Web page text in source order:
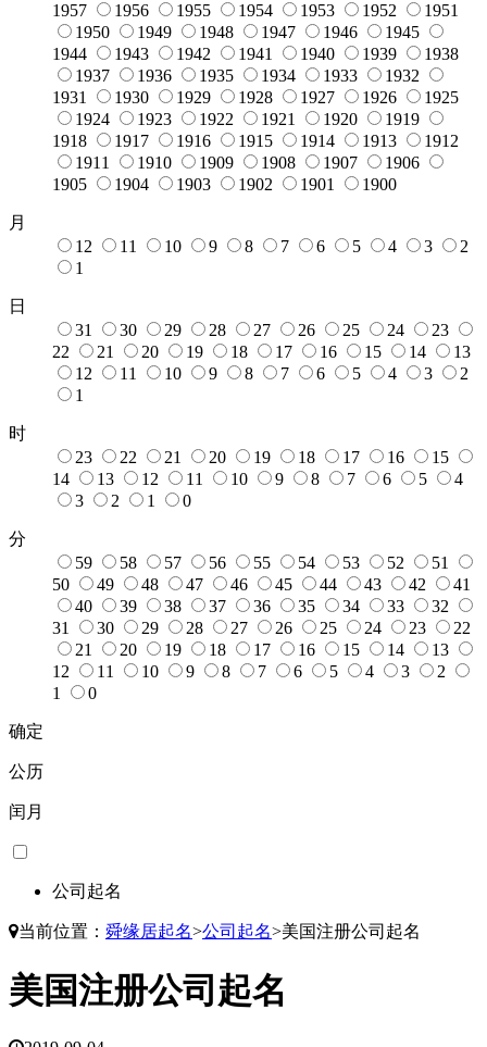
1957
1956 1955 1954 1953 1952
1951
1950
1949 1948 1947 1946
1945
1944
1943 1942 1941 1940 1939
1938
1937
1936 1935 1934 1933
1932
1931
1930 1929 1928 1927 1926
1925
1924
1923 1922 1921 1920
1919
1918
1917 1916 1915 1914 1913
1912
1911
1910 1909 1908 1907
1906
1905
1904 1903 1902 1901 1900
月
12
11 10 9 8 7 6 5 4 3
2
1
日
31
30 29 28 27 26 25 24
23
22
21 20 19 18 17 16 15 14
13
12
11 10 9 8 7 6 5 4 3
2
1
时
23
22 21 20 19 18 17 16
15
14
13 12 11 10 9 8 7 6 5
4
3
2 1 0
分
59
58 57 56 55 54 53 52
51
50
49 48 47 46 45 44 43 42
41
40
39 38 37 36 35 34 33
32
31
30 29 28 27 26 25 24 23
22
21
20 19 18 17 16 15 14
13
12
11 10 9 8 7 6 5 4 3
2
1
0
确定
公历
闰月
公司起名
当前位置： 舜缘居起名>公司起名>美国注册公司起名
美国注册公司起名